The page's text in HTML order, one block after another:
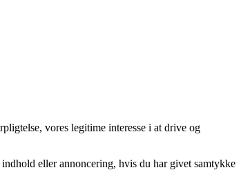
vores legitime interesse i at drive og
eller annoncering, hvis du har givet samtykke